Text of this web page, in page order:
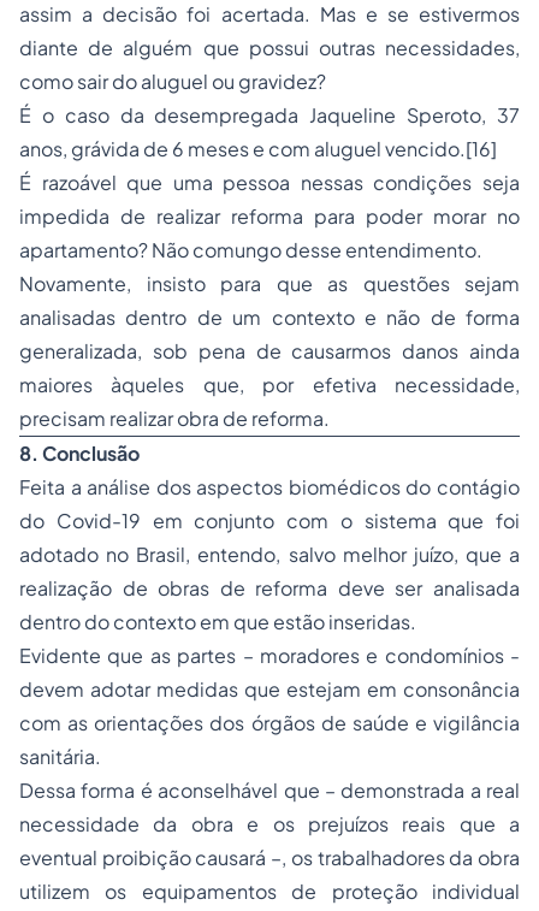
assim a decisão foi acertada. Mas e se estivermos
diante de alguém que possui outras necessidades,
como sair do aluguel ou gravidez?
É o caso da desempregada Jaqueline Speroto, 37
anos, grávida de 6 meses e com aluguel vencido.[16]
É razoável que uma pessoa nessas condições seja
impedida de realizar reforma para poder morar no
apartamento? Não comungo desse entendimento.
Novamente, insisto para que as questões sejam
analisadas dentro de um contexto e não de forma
generalizada, sob pena de causarmos danos ainda
maiores àqueles que, por efetiva necessidade,
precisam realizar obra de reforma.
8. Conclusão
Feita a análise dos aspectos biomédicos do contágio
do Covid-19 em conjunto com o sistema que foi
adotado no Brasil, entendo, salvo melhor juízo, que a
realização de obras de reforma deve ser analisada
dentro do contexto em que estão inseridas.
Evidente que as partes – moradores e condomínios -
devem adotar medidas que estejam em consonância
com as orientações dos órgãos de saúde e vigilância
sanitária.
Dessa forma é aconselhável que – demonstrada a real
necessidade da obra e os prejuízos reais que a
eventual proibição causará –, os trabalhadores da obra
utilizem os equipamentos de proteção individual